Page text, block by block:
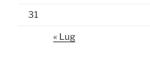
31
« Lug